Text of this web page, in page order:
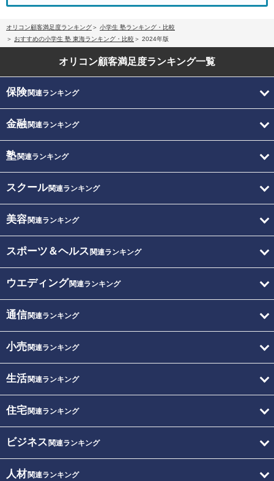
オリコン顧客満足度ランキング
小学生 塾ランキング・比較
おすすめの小学生 塾 東海ランキング・比較
2024年版
オリコン顧客満足度ランキング一覧
保険関連ランキング
金融関連ランキング
塾関連ランキング
スクール関連ランキング
美容関連ランキング
スポーツ＆ヘルス 関連ランキング
ウエディング関連ランキング
通信関連ランキング
小売関連ランキング
生活関連ランキング
住宅関連ランキング
ビジネス 関連ランキング
人材関連ランキング